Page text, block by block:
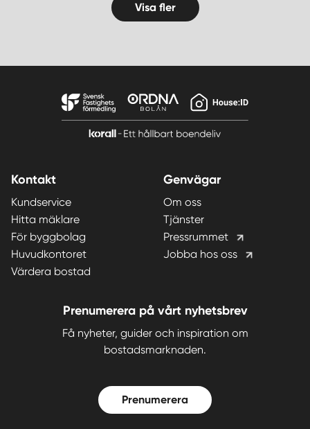
Visa fler
Kontakt
Kundservice
Hitta mäklare
För byggbolag
Huvudkontoret
Värdera bostad
Genvägar
Om oss
Tjänster
Pressrummet
Jobba hos oss
Prenumerera på vårt nyhetsbrev
Få nyheter, guider och inspiration om
bostadsmarknaden.
Prenumerera